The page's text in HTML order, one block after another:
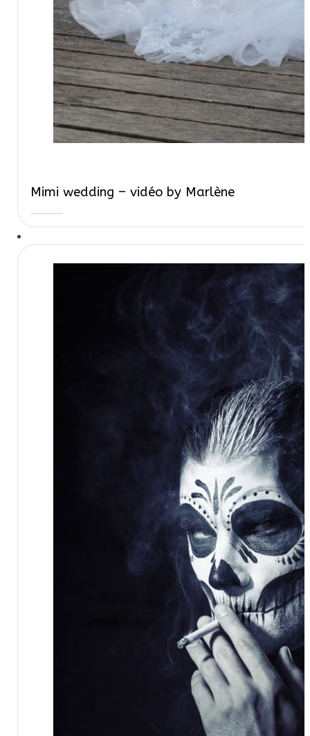
Mimi wedding – vidéo by Marlène